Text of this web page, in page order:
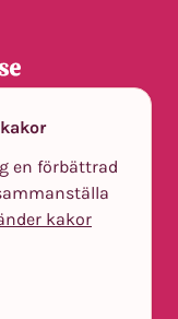
till minskad
om tjänsten,
en förbättrad
kakor